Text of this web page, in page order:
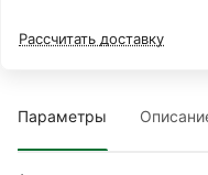
Рассчитать доставку
Параметры